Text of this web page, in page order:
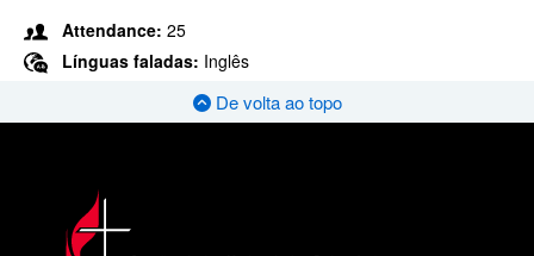
Attendance: 25
Línguas faladas: Inglês
De volta ao topo